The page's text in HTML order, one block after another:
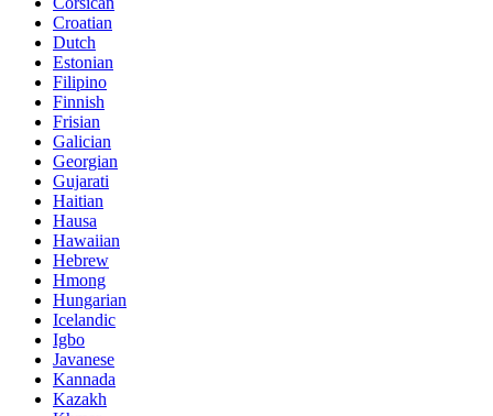
Croatian
Dutch
Estonian
Filipino
Finnish
Frisian
Galician
Georgian
Gujarati
Haitian
Hausa
Hawaiian
Hebrew
Hmong
Hungarian
Icelandic
Igbo
Javanese
Kannada
Kazakh